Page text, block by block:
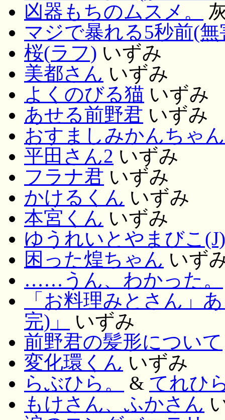
凶器もちのムスメ。
マジで暴れる5秒前(無
桜(ラフ) いずみ
美都さん いずみ
よくのびる猫 いずみ
あせる前野君 いずみ
おすましみかんちゃん
平田さん2 いずみ
フラナ君 いずみ
かけるくん いずみ
本宮くん いずみ
ゆうれいとやまびこ(J)
困った煌ちゃん いず
……うん、わかった。
「お料理みとさん」
完)」
いずみ
前野君の髪形について
変化環くん いずみ
らぶひら。
& てれひ
もけさん、ふかさん